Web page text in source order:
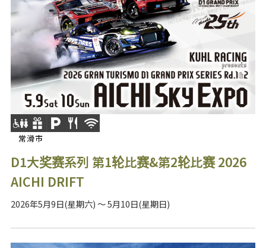
常滑市
D1大奖赛系列 第1轮比赛&第2轮比赛 2026
AICHI DRIFT
2026年5月9日(星期六) ～ 5月10日(星期日)